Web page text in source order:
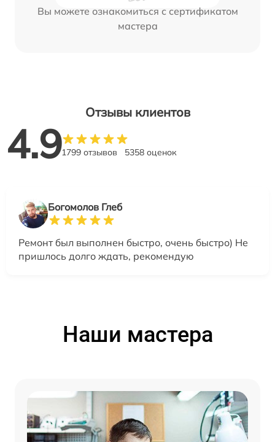
Вы можете ознакомиться с сертификатом
мастера
Отзывы клиентов
4.91799 отзывов 5358 оценок
Богомолов Глеб
Ремонт был выполнен быстро, очень быстро) Не
пришлось долго ждать, рекомендую
Наши мастера